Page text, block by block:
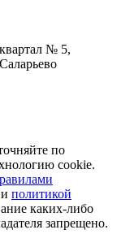
№ 5,
по
cookie.
и политикой
каких-либо
запрещено.